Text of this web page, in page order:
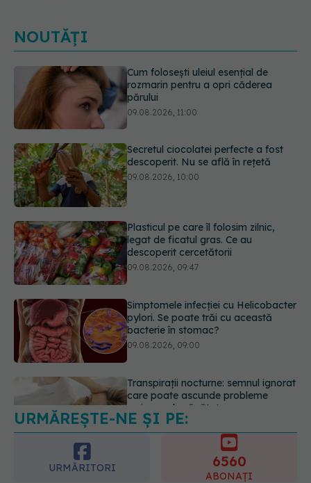
NOUTĂȚI
Secretul ciocolatei perfecte a fost
descoperit. Nu se află în rețetă
09.08.2026, 10:00
Plasticul pe care îl folosim zilnic,
legat de ficatul gras. Ce au
Simptomele infecției cu Helicobacter
pylori. Se poate trăi cu această
bacterie în stomac?
Transpirații nocturne: semnul ignorat
care poate ascunde probleme
serioase de sănătate
Cum folosești uleiul esențial de
rozmarin pentru a opri căderea
părului
09.08.2026, 11:00
URMĂREȘTE-NE ȘI PE:
6560
ABONAȚI